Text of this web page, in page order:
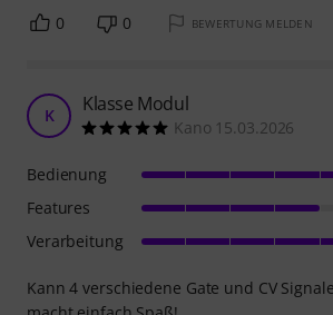
0 0 BEWERTUNG MELDEN
K Klasse Modul
Kano 15.03.2026
Kann 4 verschiedene Gate und CV
Bedienung
Features
Verarbeitung